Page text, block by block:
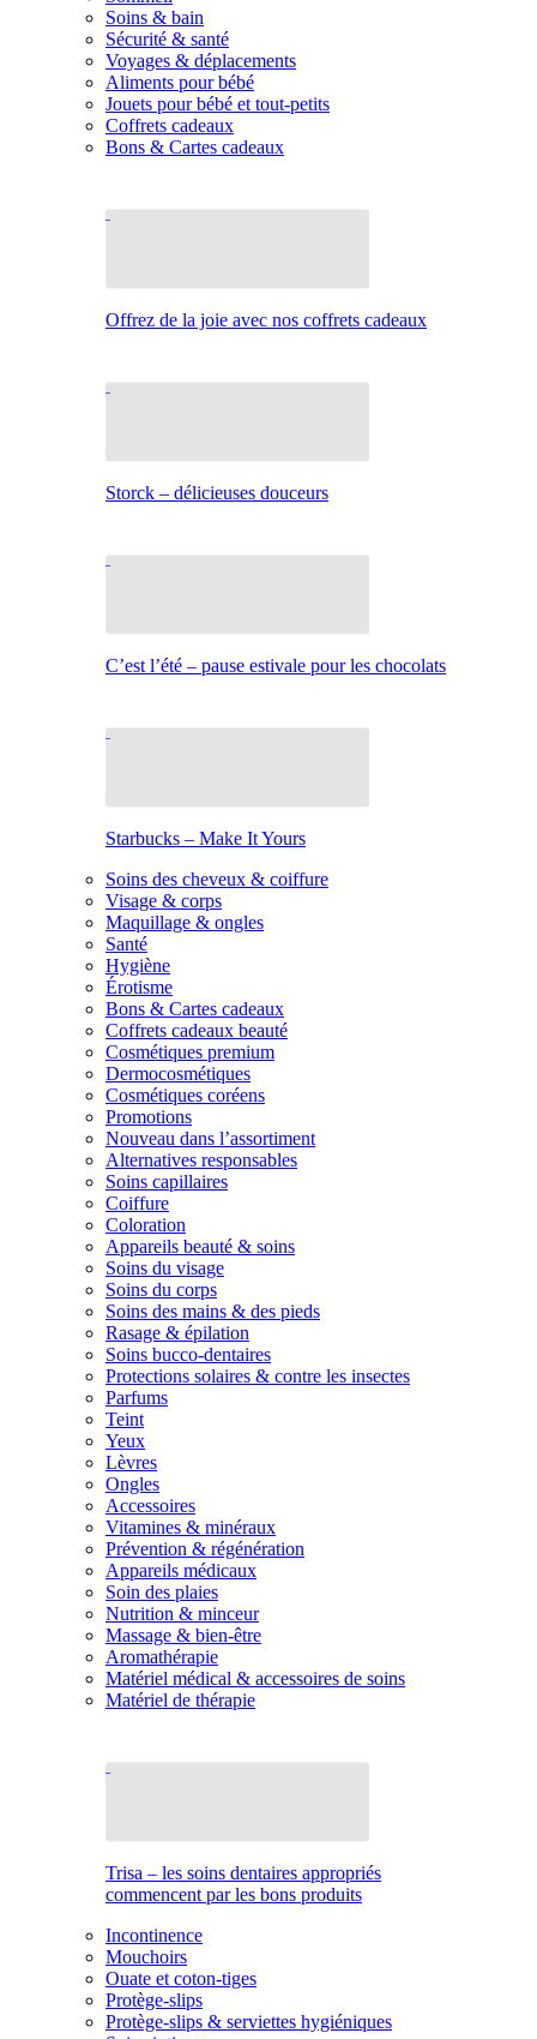
Soins & bain
Sécurité & santé
Voyages & déplacements
Aliments pour bébé
Jouets pour bébé et tout-petits
Coffrets cadeaux
Bons & Cartes cadeaux
Offrez de la joie avec nos coffrets cadeaux
Storck – délicieuses douceurs
C’est l’été – pause estivale pour les chocolats
Starbucks – Make It Yours
Soins des cheveux & coiffure
Visage & corps
Maquillage & ongles
Santé
Hygiène
Érotisme
Bons & Cartes cadeaux
Coffrets cadeaux beauté
Cosmétiques premium
Dermocosmétiques
Cosmétiques coréens
Promotions
Nouveau dans l’assortiment
Alternatives responsables
Soins capillaires
Coiffure
Coloration
Appareils beauté & soins
Soins du visage
Soins du corps
Soins des mains & des pieds
Rasage & épilation
Soins bucco-dentaires
Protections solaires & contre les insectes
Parfums
Teint
Yeux
Lèvres
Ongles
Accessoires
Vitamines & minéraux
Prévention & régénération
Appareils médicaux
Soin des plaies
Nutrition & minceur
Massage & bien-être
Aromathérapie
Matériel médical & accessoires de soins
Matériel de thérapie
Trisa – les soins dentaires appropriés
commencent par les bons produits
Incontinence
Mouchoirs
Ouate et coton-tiges
Protège-slips
Protège-slips & serviettes hygiéniques